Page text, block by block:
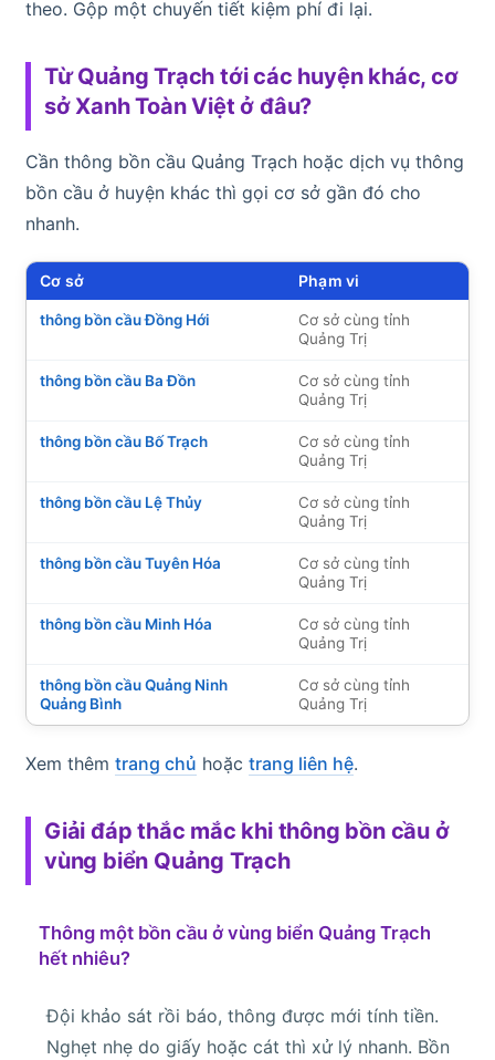
theo. Gộp một chuyến tiết kiệm phí đi lại.
Từ Quảng Trạch tới các huyện khác, cơ
sở Xanh Toàn Việt ở đâu?
Cần thông bồn cầu Quảng Trạch hoặc dịch vụ thông
bồn cầu ở huyện khác thì gọi cơ sở gần đó cho
nhanh.
Cơ sở Phạm vi
thông bồn cầu Đồng Hới
Cơ sở cùng tỉnh
Quảng Trị
thông bồn cầu Ba Đồn
Cơ sở cùng tỉnh
Quảng Trị
thông bồn cầu Bố Trạch
Cơ sở cùng tỉnh
Quảng Trị
thông bồn cầu Lệ Thủy
Cơ sở cùng tỉnh
Quảng Trị
thông bồn cầu Tuyên Hóa
Cơ sở cùng tỉnh
Quảng Trị
thông bồn cầu Minh Hóa
Cơ sở cùng tỉnh
Quảng Trị
thông bồn cầu Quảng Ninh
Quảng Bình
Cơ sở cùng tỉnh
Quảng Trị
Xem thêm trang chủ hoặc trang liên hệ.
Giải đáp thắc mắc khi thông bồn cầu ở
vùng biển Quảng Trạch
Thông một bồn cầu ở vùng biển Quảng Trạch
hết nhiêu?
Đội khảo sát rồi báo, thông được mới tính tiền.
Nghẹt nhẹ do giấy hoặc cát thì xử lý nhanh. Bồn